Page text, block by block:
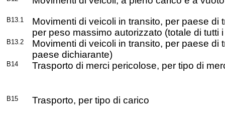
B13.1
Movimenti di veicoli in transito, per paese di
per peso massimo autorizzato (totale di tutti
B13.2
Movimenti di veicoli in transito, per paese di
paese dichiarante)
B14 Trasporto di merci pericolose, per tipo di
B15 Trasporto, per tipo di carico